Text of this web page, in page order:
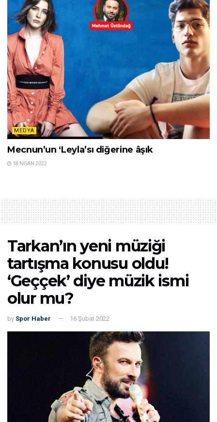
MEDYA
Mecnun’un ‘Leyla’sı diğerine âşık
18 NISAN 2022
Tarkan’ın yeni müziği
tartışma konusu oldu!
‘Geççek’ diye müzik ismi
olur mu?
by Spor Haber 16 Şubat 2022